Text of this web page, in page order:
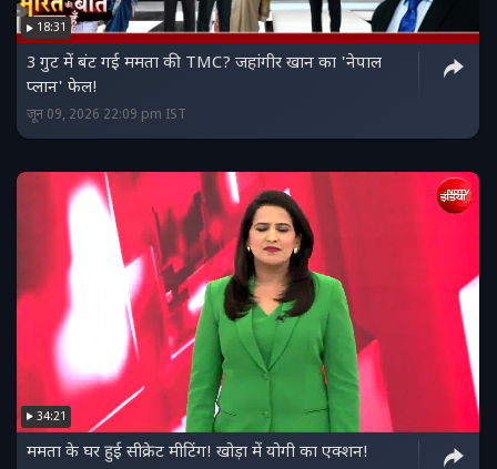
18:31
3 गुट में बंट गई ममता की TMC? जहांगीर खान का 'नेपाल
प्लान' फेल!
जून 09, 2026 22:09 pm IST
34:21
ममता के घर हुई सीक्रेट मीटिंग! खोड़ा में योगी का एक्शन!